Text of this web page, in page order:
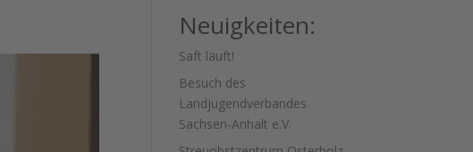
Neuigkeiten:
Saft läuft!
Besuch des
Landjugendverbandes
Sachsen-Anhalt e.V.